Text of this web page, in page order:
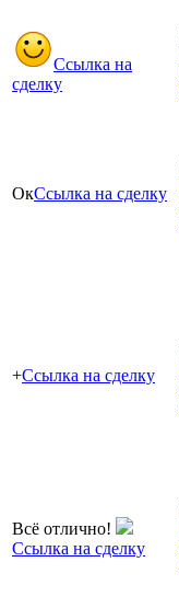
Ссылка на
сделку
ОкСсылка на сделку
+Ссылка на сделку
Всё отлично!
Ссылка на сделку